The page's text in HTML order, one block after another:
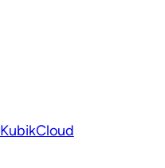
KubikCloud